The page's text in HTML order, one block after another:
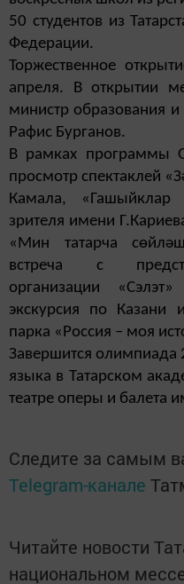
50 студентов из
Федерации.
Торжественное
апреля. В открытии
министр образования и
Рафис Бурганов.
В рамках программы
просмотр спектаклей
Камала,
зрителя имени
«Мин татарча
встреча с
организации
экскурсия по Казани
парка «Россия – моя
Завершится
языка в Татарском
театре оперы и балета
Следите за самым
Telegram-канале
Читайте новости
национальном